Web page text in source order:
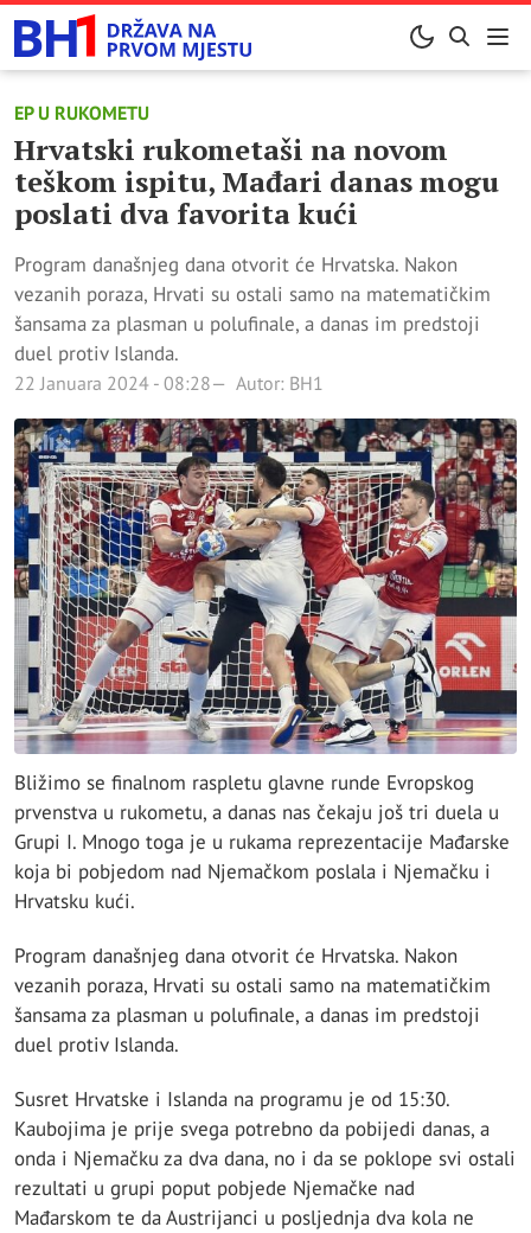
EP U RUKOMETU
Hrvatski rukometaši na novom
teškom ispitu, Mađari danas mogu
poslati dva favorita kući
Program današnjeg dana otvorit će Hrvatska. Nakon
vezanih poraza, Hrvati su ostali samo na matematičkim
šansama za plasman u polufinale, a danas im predstoji
duel protiv Islanda.
22 Januara 2024 - 08:28 Autor: BH1
Bližimo se finalnom raspletu glavne runde Evropskog
prvenstva u rukometu, a danas nas čekaju još tri duela u
Grupi I. Mnogo toga je u rukama reprezentacije Mađarske
koja bi pobjedom nad Njemačkom poslala i Njemačku i
Hrvatsku kući.
Program današnjeg dana otvorit će Hrvatska. Nakon
vezanih poraza, Hrvati su ostali samo na matematičkim
šansama za plasman u polufinale, a danas im predstoji
duel protiv Islanda.
Susret Hrvatske i Islanda na programu je od 15:30.
Kaubojima je prije svega potrebno da pobijedi danas, a
onda i Njemačku za dva dana, no i da se poklope svi ostali
rezultati u grupi poput pobjede Njemačke nad
Mađarskom te da Austrijanci u posljednja dva kola ne